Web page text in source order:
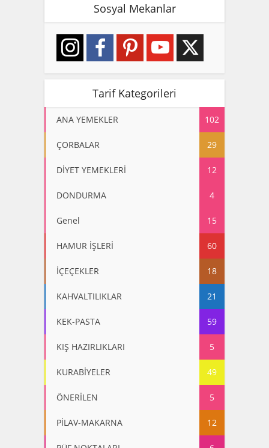
Sosyal Mekanlar
Tarif Kategorileri
ANA YEMEKLER 102
ÇORBALAR 29
DİYET YEMEKLERİ 12
DONDURMA 4
Genel 15
HAMUR İŞLERİ 60
İÇEÇEKLER 18
KAHVALTILIKLAR 21
KEK-PASTA 59
KIŞ HAZIRLIKLARI 5
KURABİYELER 49
ÖNERİLEN 5
PİLAV-MAKARNA 12